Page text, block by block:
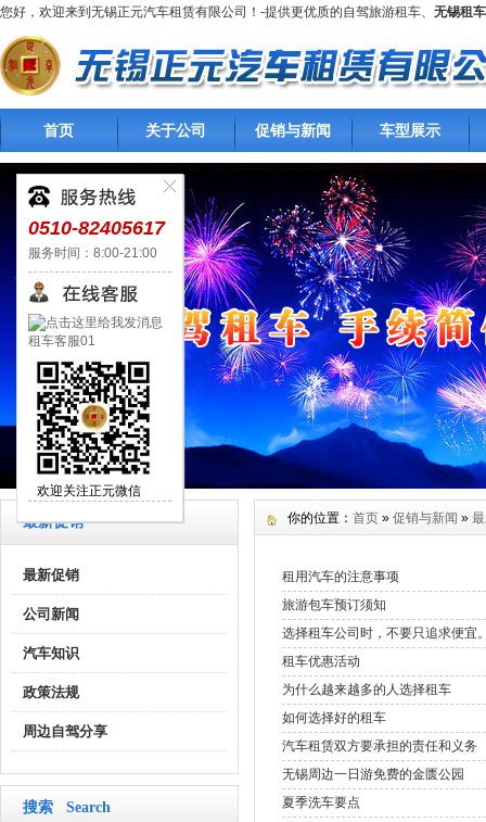
您好，欢迎来到无锡正元汽车租赁有限公司！-提供更优质的自驾旅游租车、 无锡租车
首页 关于公司 促销与新闻 车型展示
最新促销
最新促销
公司新闻
汽车知识
政策法规
周边自驾分享
搜索 Search
你的位置： 首页 » 促销与新闻 »
租用汽车的注意事项
旅游包车预订须知
选择租车公司时，不要只追求便宜
租车优惠活动
为什么越来越多的人选择租车
如何选择好的租车
汽车租赁双方要承担的责任和义务
无锡周边一日游免费的金匮公园
夏季洗车要点
0510-82405617
服务时间：8:00-21:00
租车客服01
欢迎关注正元微信